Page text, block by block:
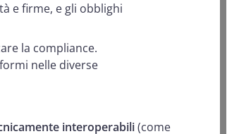
e firme, e gli obblighi
la compliance.
nelle diverse
interoperabili(come